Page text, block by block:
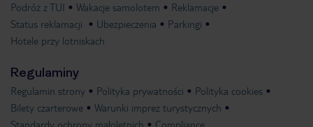
Podróż z TUI Wakacje samolotem
Reklamacje
Status reklamacji
Ubezpieczenia
Parkingi
Hotele przy lotniskach
Regulaminy
Regulamin strony Polityka prywatności
Polityka cookies
Bilety czarterowe
Warunki imprez turystycznych
Standardy ochrony małoletnich
Compliance